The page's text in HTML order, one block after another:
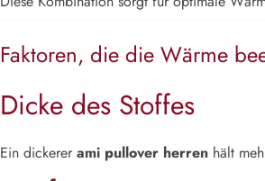
Faktoren, die die Wärme
Dicke des Stoffes
Ein dickerer ami pullover herren hält